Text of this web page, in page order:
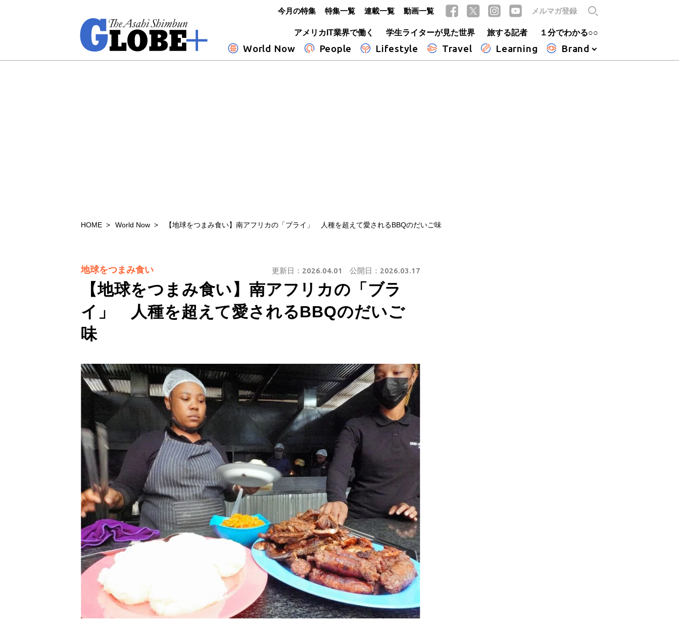
アメリカIT業界で働く
学生ライターが見た世界 旅する記者 １分でわかる○○
World Now People Lifestyle Travel Learning Brand
今月の特集 特集一覧 連載一覧 動画一覧 メルマガ登録
HOME World Now 【地球をつまみ食い】南アフリカの「ブライ」 人種を超えて愛されるBBQのだいご味
【地球をつまみ食い】南アフリカの「ブラ
イ」 人種を超えて愛されるBBQのだいご
味
地球をつまみ食い 更新日： 2026.04.01 公開日： 2026.03.17